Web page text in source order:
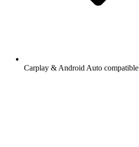
Carplay & Android Auto compatible